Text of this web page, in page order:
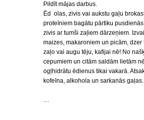
Pildīt mājas darbus.
Ēd olas, zivis vai aukstu gaļu
proteīniem bagātu pārtiku
zivis ar tumši zaļiem dārzeņiem.
maizes, makaroniem un picām, dzer
zaļo vai augu tēju, kafijai nē! No
cepumiem un citām saldām lietām
ogļhidrātu ēdienus tikai vakarā.
kofeīna, alkohola un sarkanās gaļas.
…